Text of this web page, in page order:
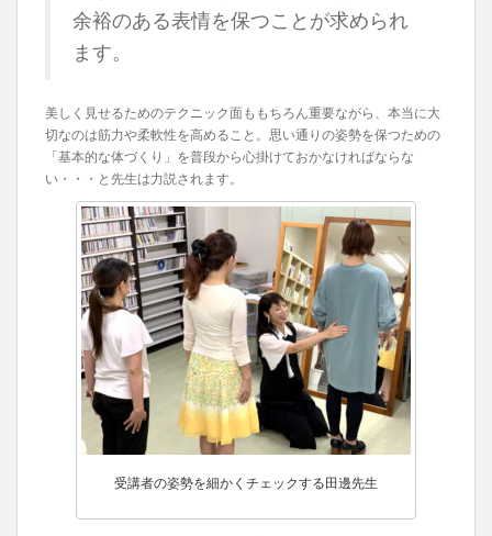
余裕のある表情を保つことが求められ
ます。
美しく見せるためのテクニック面ももちろん重要ながら、本当に大
切なのは筋力や柔軟性を高めること。思い通りの姿勢を保つための
「基本的な体づくり」を普段から心掛けておかなければならな
い・・・と先生は力説されます。
受講者の姿勢を細かくチェックする田邊先生